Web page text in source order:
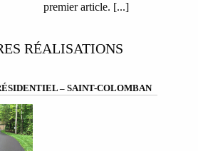
premier article. [...]
RÉALISATIONS
– SAINT-COLOMBAN